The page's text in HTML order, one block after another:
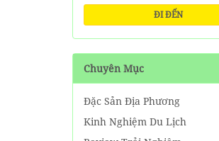
ĐI ĐẾN
Chuyên Mục
Đặc Sản Địa Phương
Kinh Nghiệm Du Lịch